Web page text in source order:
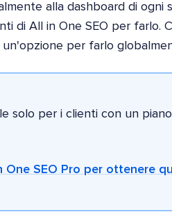
alla dashboard di
di All in One SEO per farlo.
per farlo
solo per i clienti con un piano
SEO Pro per ottenere